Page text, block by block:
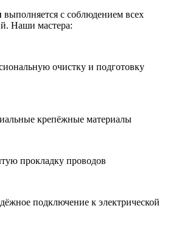
выполняется с соблюдением всех
Наши мастера:
очистку и подготовку
крепёжные материалы
прокладку проводов
подключение к электрической